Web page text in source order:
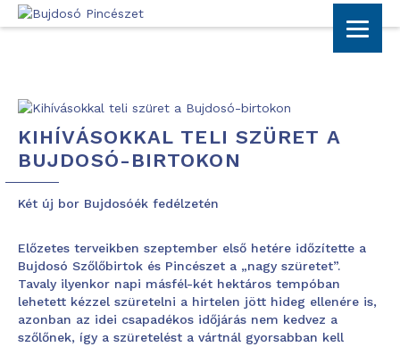
KIHÍVÁSOKKAL TELI SZÜRET A
BUJDOSÓ-BIRTOKON
Két új bor Bujdosóék fedélzetén
Előzetes terveikben szeptember első hetére időzítette a
Bujdosó Szőlőbirtok és Pincészet a „nagy szüretet”.
Tavaly ilyenkor napi másfél-két hektáros tempóban
lehetett kézzel szüretelni a hirtelen jött hideg ellenére is,
azonban az idei csapadékos időjárás nem kedvez a
szőlőnek, így a szüretelést a vártnál gyorsabban kell